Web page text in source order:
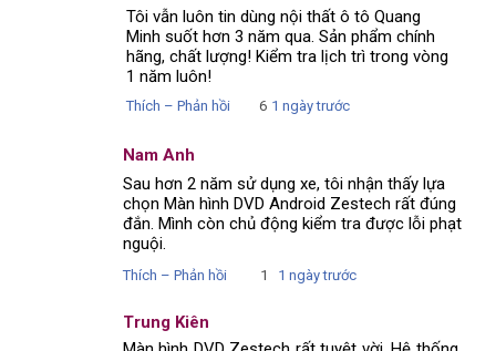
Trung Kiên
Tôi vẫn luôn tin dùng nội thất ô tô Quang
Minh suốt hơn 3 năm qua. Sản phẩm chính
hãng, chất lượng! Kiểm tra lịch trì trong vòng
1 năm luôn!
Thích – Phản hồi 6 1 ngày trước
Thích – Phản hồi 1 1 ngày trước
Sau hơn 2 năm sử dụng xe, tôi nhận thấy lựa
chọn Màn hình DVD Android Zestech rất đúng
đắn. Mình còn chủ động kiểm tra được lỗi phạt
nguội.
Nam Anh